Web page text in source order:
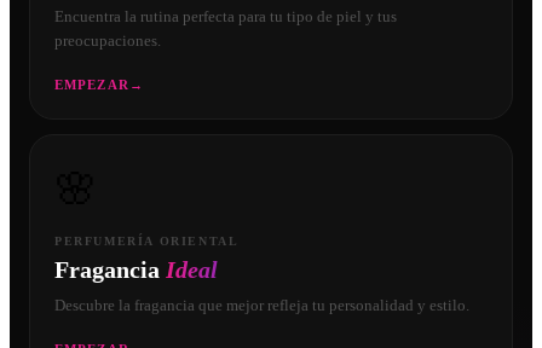
Encuentra la rutina perfecta para tu tipo de piel y tus
preocupaciones.
EMPEZAR →
PERFUMERÍA ORIENTAL
Fragancia Ideal
Descubre la fragancia que mejor refleja tu personalidad y estilo.